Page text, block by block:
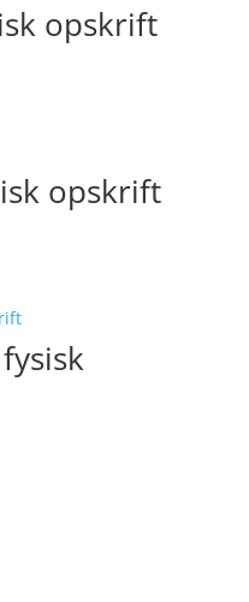
opskrift
opskrift